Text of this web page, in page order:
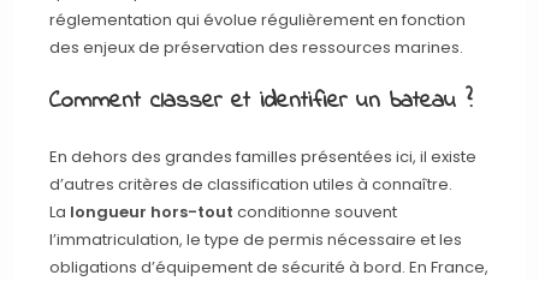
réglementation qui évolue régulièrement en fonction
des enjeux de préservation des ressources marines.
Comment classer et identifier un bateau ?
En dehors des grandes familles présentées ici, il existe
d’autres critères de classification utiles à connaître.
La longueur hors-tout conditionne souvent
l’immatriculation, le type de permis nécessaire et les
obligations d’équipement de sécurité à bord. En France,